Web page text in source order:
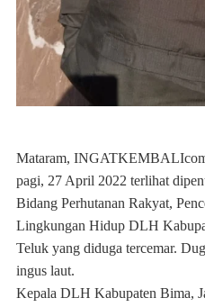
Mataram,
pagi, 27 April 2022 terlihat
Bidang Perhutanan Rakyat,
Lingkungan Hidup DLH
Teluk yang diduga tercemar.
ingus laut.
Kepala DLH Kabupaten Bima,